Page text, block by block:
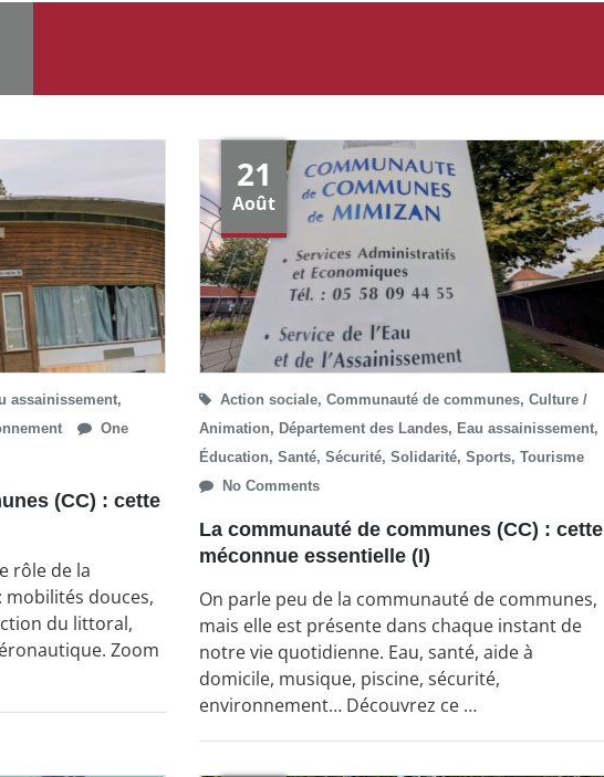
assainissement,
One
(CC) : cette
rôle de la
douces,
du littoral,
Zoom
21
Août
Action sociale, Communauté de communes, Culture /
Animation, Département des Landes, Eau assainissement,
Éducation, Santé, Sécurité, Solidarité, Sports, Tourisme
No Comments
La communauté de communes (CC) : cette
méconnue essentielle (I)
On parle peu de la communauté de communes,
mais elle est présente dans chaque instant de
notre vie quotidienne. Eau, santé, aide à
domicile, musique, piscine, sécurité,
environnement… Découvrez ce …